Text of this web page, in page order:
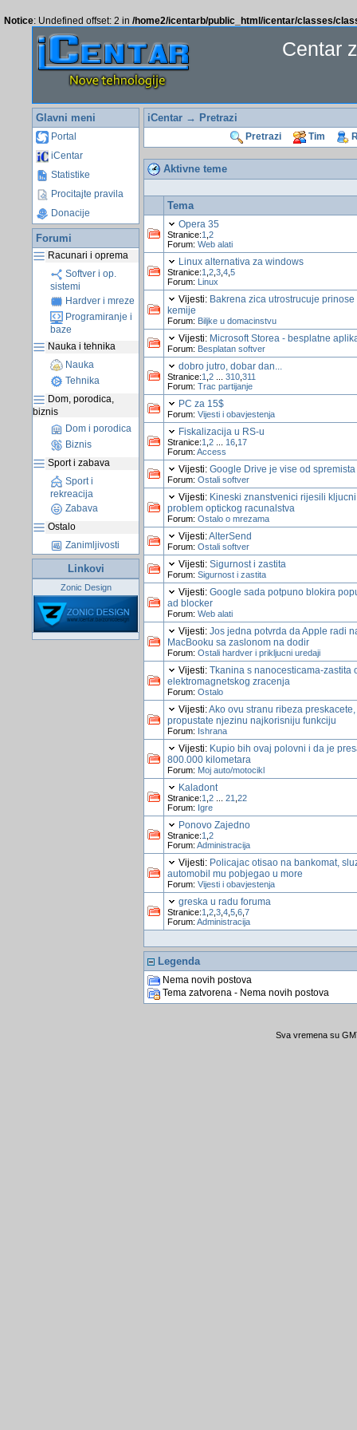
Notice: Undefined offset: 2 in /home2/icentarb/public_html/icentar/classes/
Centar
Glavni meni
Portal
iCentar
Statistike
Procitajte pravila
Donacije
Forumi
Racunari i oprema
Softver i op.
sistemi
Hardver i mreze
Programiranje i
baze
Nauka i tehnika
Nauka
Tehnika
Dom, porodica,
biznis
Dom i porodica
Biznis
Sport i zabava
Sport i
rekreacija
Zabava
Ostalo
Zanimljivosti
Linkovi
Zonic Design
iCentar→ Pretrazi
Pretrazi Tim
Aktivne teme
Tema
Opera 35
Stranice:1 2
Forum: Web alati
Linux alternativa za windows
Stranice:1 2, 3, 4, 5
Forum: Linux
Vijesti: Bakrena zica utrostrucuje prinose
kemije
Forum: Biljke u domacinstvu
Vijesti: Microsoft Storea - besplatne
Forum: Besplatan softver
dobro jutro, dobar dan...
Stranice:1 2... 310, 311
Forum: Trac partijanje
PC za 15$
Forum: Vijesti i obavjestenja
Fiskalizacija u RS-u
Stranice:1 2... 16, 17
Forum: Access
Vijesti: Google Drive je vise od spremista
Forum: Ostali softver
Vijesti: Kineski znanstvenici rijesili kljucni
problem optickog racunalstva
Forum: Ostalo o mrezama
Vijesti:AlterSend
Forum: Ostali softver
Vijesti: Sigurnost i zastita
Forum: Sigurnost i zastita
Vijesti: Google sada potpuno blokira
ad blocker
Forum: Web alati
Vijesti: Jos jedna potvrda da Apple radi
MacBooku sa zaslonom na dodir
Forum: Ostali hardver i prikljucni uredaji
Vijesti: Tkanina s nanocesticama-zastita
elektromagnetskog zracenja
Forum: Ostalo
Vijesti:Ako ovu stranu ribeza
propustate njezinu najkorisniju funkciju
Forum: Ishrana
Vijesti: Kupio bih ovaj polovni i da je
800.000 kilometara
Forum: Moj auto/motocikl
Kaladont
Stranice:1 2... 21 22
Forum: Igre
Ponovo Zajedno
Stranice:1 2
Forum: Administracija
Vijesti: Policajac otisao na bankomat,
automobil mu pobjegao u more
Forum: Vijesti i obavjestenja
greska u radu foruma
Stranice:1 2, 3, 4, 5, 6, 7
Forum: Administracija
Legenda
Nema novih postova
Tema zatvorena - Nema novih postova
Sva vremena su